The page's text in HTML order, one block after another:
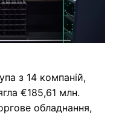
з 14 компаній,
€185,61 млн.
обладнання,